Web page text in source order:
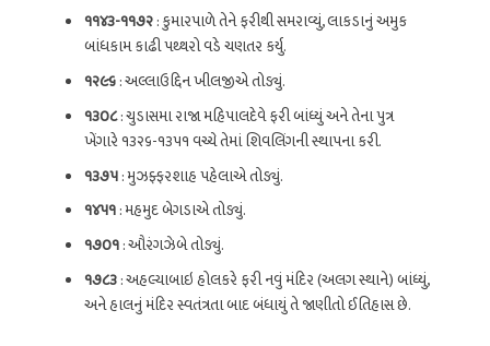
૧૧૪૩-૧૧૭૨: કુમારપાળે તેને ફરીથી સમરાવ્યું, લાકડાનું અમુક
બાંધકામ કાઢી પથ્થરો વડે ચણતર કર્યુ.
૧૨૯૬: અલ્લાઉદ્દિન ખીલજીએ તોડ્યું.
૧૩૦૮: ચુડાસમા રાજા મહિપાલદેવે ફરી બાંધ્યું અને તેના પુત્ર
ખેંગારે ૧૩૨૬-૧૩૫૧ વચ્ચે તેમાં શિવલિંગની સ્થાપના કરી.
૧૩૭૫: મુઝફ્ફરશાહ પહેલાએ તોડ્યું.
૧૪૫૧: મહમુદ બેગડાએ તોડ્યું.
૧૭૦૧: ઔરંગઝેબે તોડ્યું.
૧૭૮૩: અહલ્યાબાઇ હોલકરે ફરી નવું મંદિર (અલગ સ્થાને) બાંધ્યું,
અને હાલનું મંદિર સ્વતંત્રતા બાદ બંધાયું તે જાણીતો ઈતિહાસ છે.